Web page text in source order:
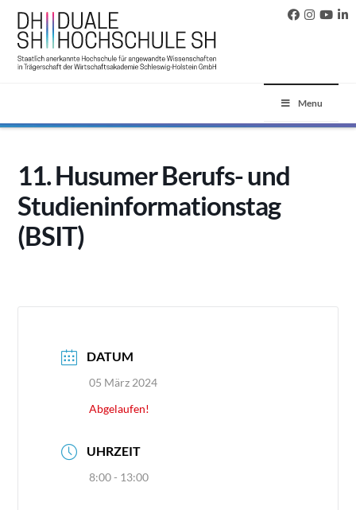
Menu
11. Husumer Berufs- und
Studieninformationstag
(BSIT)
DATUM
05 März 2024
Abgelaufen!
UHRZEIT
8:00 - 13:00